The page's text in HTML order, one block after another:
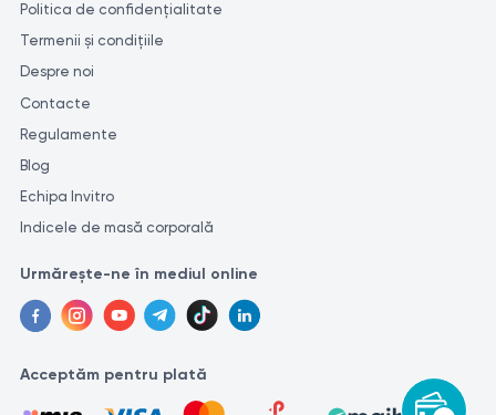
Politica de confidențialitate
Termenii și condițiile
Despre noi
Contacte
Regulamente
Blog
Echipa Invitro
Indicele de masă corporală
Urmărește-ne în mediul online
Acceptăm pentru plată